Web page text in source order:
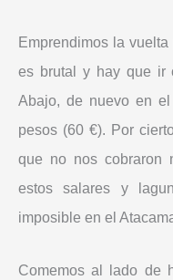
Emprendimos la
es brutal y hay que ir
Abajo, de nuevo en
pesos (60 €). Por
que no nos cobraron
estos salares y
imposible en el
Comemos al lado de